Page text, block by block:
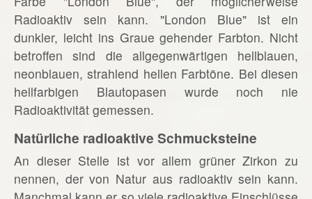
Radioaktiv sein kann. "London Blue" ist ein
dunkler, leicht ins Graue gehender Farbton. Nicht
betroffen sind die allgegenwärtigen hellblauen,
neonblauen, strahlend hellen Farbtöne. Bei diesen
hellfarbigen Blautopasen wurde noch nie
Radioaktivität gemessen.
Natürliche radioaktive Schmucksteine
An dieser Stelle ist vor allem grüner Zirkon zu
nennen, der von Natur aus radioaktiv sein kann.